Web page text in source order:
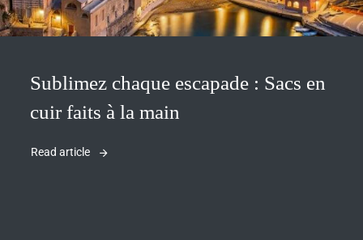
Sublimez chaque escapade : Sacs en
cuir faits à la main
Read article